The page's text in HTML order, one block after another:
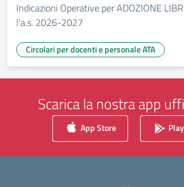
Indicazioni Operative per ADOZIONE
l’a.s. 2026-2027
Circolari per docenti e personale ATA
Scarica la nostra app
App Store